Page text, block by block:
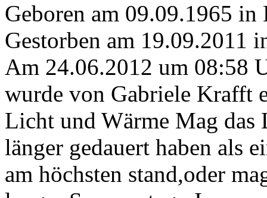
Geboren am 09.09.1965 in
Gestorben am 19.09.2011
Am 24.06.2012 um 08:58
wurde von Gabriele Krafft
Licht und Wärme Mag das
länger gedauert haben als
am höchsten stand,oder